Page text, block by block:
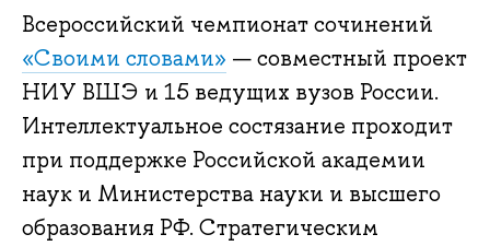
Всероссийский чемпионат сочинений
«Своими словами» — совместный проект
НИУ ВШЭ и 15 ведущих вузов России.
Интеллектуальное состязание проходит
при поддержке Российской академии
наук и Министерства науки и высшего
образования РФ. Стратегическим